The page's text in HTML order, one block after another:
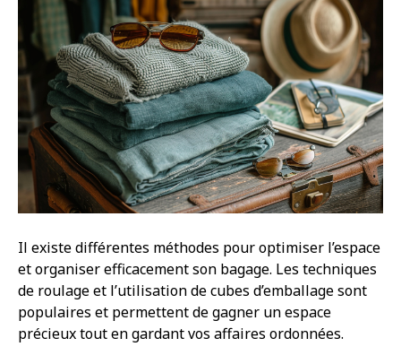
Il existe différentes méthodes pour optimiser l’espace
et organiser efficacement son bagage. Les techniques
de roulage et l’utilisation de cubes d’emballage sont
populaires et permettent de gagner un espace
précieux tout en gardant vos affaires ordonnées.